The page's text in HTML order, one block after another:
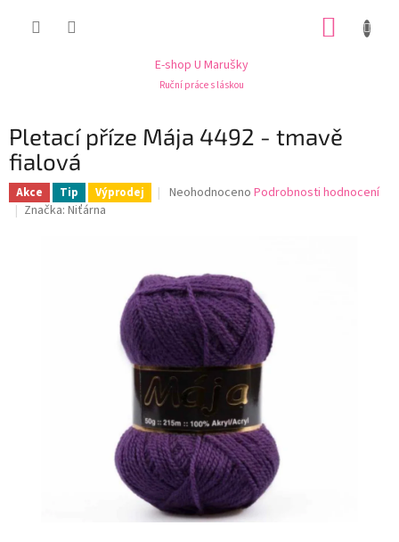
E-shop U Marušky
Ruční práce s láskou
Pletací příze Mája 4492 - tmavě
fialová
Akce Tip Výprodej
Průměrné
z
5
hvězdiček.
Neohodnoceno Podrobnosti hodnocení
Značka: Niťárna